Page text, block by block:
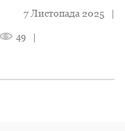
7 Листопада 2025 |
49 |